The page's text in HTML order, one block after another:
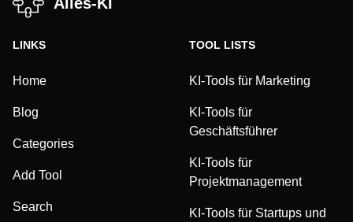
LINKS
Home
Blog
Categories
Add Tool
Search
TOOL LISTS
KI-Tools für Marketing
KI-Tools für
Geschäftsführer
KI-Tools für
Projektmanagement
KI-Tools für Startups und